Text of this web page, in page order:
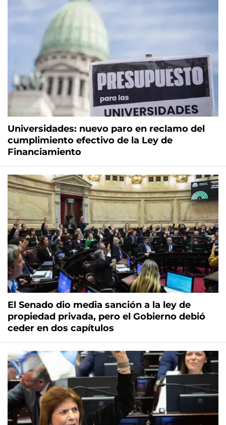
Universidades: nuevo paro en reclamo del
cumplimiento efectivo de la Ley de
Financiamiento
El Senado dio media sanción a la ley de
propiedad privada, pero el Gobierno debió
ceder en dos capítulos